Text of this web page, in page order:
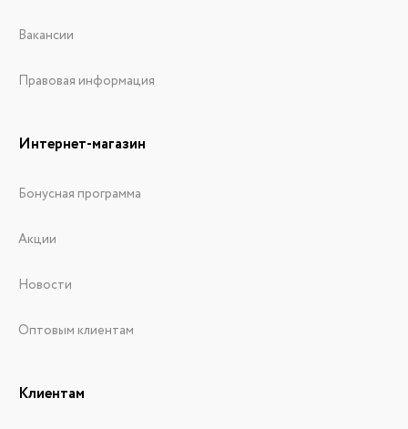
Вакансии
Правовая информация
Интернет-магазин
Бонусная программа
Акции
Новости
Оптовым клиентам
Клиентам